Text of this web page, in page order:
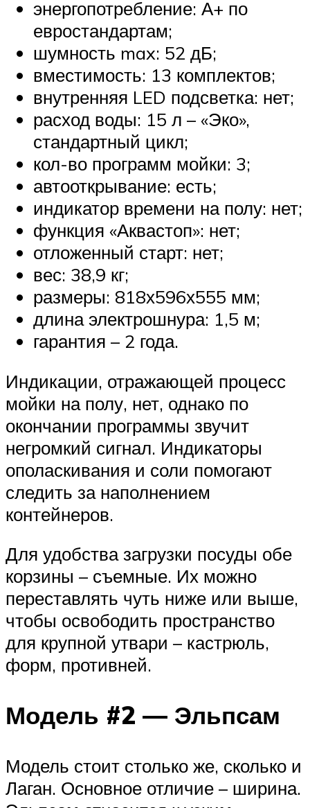
энергопотребление: А+ по
евростандартам;
шумность max: 52 дБ;
вместимость: 13 комплектов;
внутренняя LED подсветка: нет;
расход воды: 15 л – «Эко»,
стандартный цикл;
кол-во программ мойки: 3;
автооткрывание: есть;
индикатор времени на полу: нет;
функция «Аквастоп»: нет;
отложенный старт: нет;
вес: 38,9 кг;
размеры: 818х596х555 мм;
длина электрошнура: 1,5 м;
гарантия – 2 года.
Индикации, отражающей процесс
мойки на полу, нет, однако по
окончании программы звучит
негромкий сигнал. Индикаторы
ополаскивания и соли помогают
следить за наполнением
контейнеров.
Для удобства загрузки посуды обе
корзины – съемные. Их можно
переставлять чуть ниже или выше,
чтобы освободить пространство
для крупной утвари – кастрюль,
форм, противней.
Модель #2 — Эльпсам
Модель стоит столько же, сколько и
Лаган. Основное отличие – ширина.